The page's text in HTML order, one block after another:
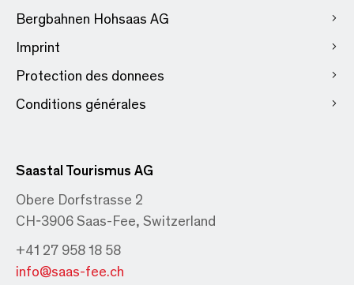
Bergbahnen Hohsaas AG
Imprint
Protection des donnees
Conditions générales
Saastal Tourismus AG
Obere Dorfstrasse 2
CH-3906 Saas-Fee, Switzerland
+41 27 958 18 58
info@saas-fee.ch